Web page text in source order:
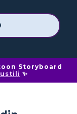
Storyboard
✨